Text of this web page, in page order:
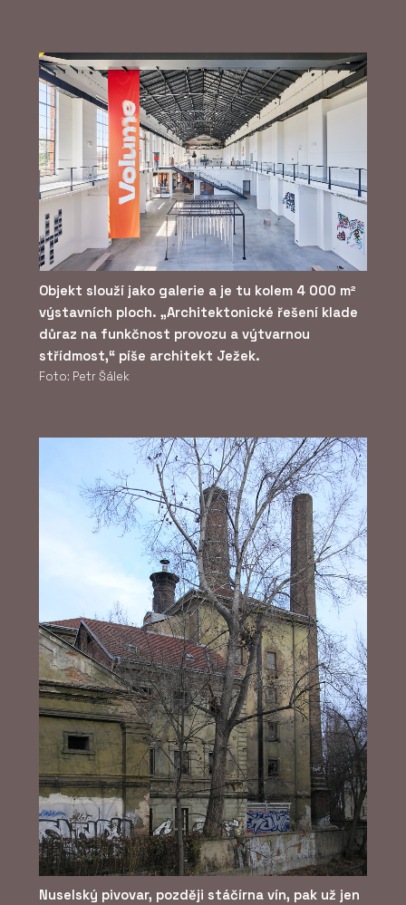
Objekt slouží jako galerie a je tu kolem 4 000 m²
výstavních ploch. „Architektonické řešení klade
důraz na funkčnost provozu a výtvarnou
střídmost,“ píše architekt Ježek.
Foto: Petr Šálek
Nuselský pivovar, později stáčírna vín, pak už jen